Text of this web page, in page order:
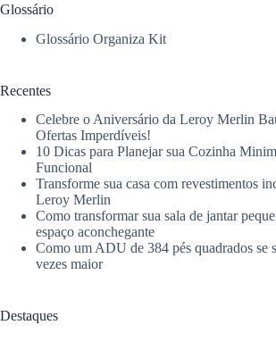
em
projetos
Glossário
Glossário Organiza Kit
Recentes
Celebre o Aniversário da Leroy Merlin
Ofertas Imperdíveis!
10 Dicas para Planejar sua Cozinha
Funcional
Transforme sua casa com revestimentos
Leroy Merlin
Como transformar sua sala de jantar
espaço aconchegante
Como um ADU de 384 pés quadrados se
vezes maior
Destaques